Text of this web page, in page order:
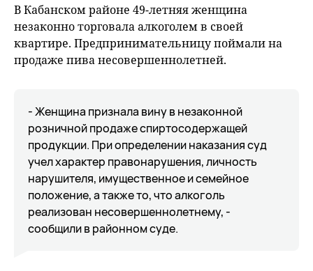
В Кабанском районе 49-летняя женщина
незаконно торговала алкоголем в своей
квартире. Предпринимательницу поймали на
продаже пива несовершеннолетней.
- Женщина признала вину в незаконной
розничной продаже спиртосодержащей
продукции. При определении наказания суд
учел характер правонарушения, личность
нарушителя, имущественное и семейное
положение, а также то, что алкоголь
реализован несовершеннолетнему, -
сообщили в районном суде.